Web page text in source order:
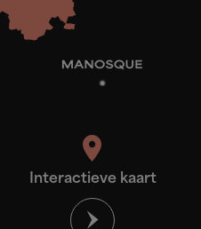
Interactieve kaart